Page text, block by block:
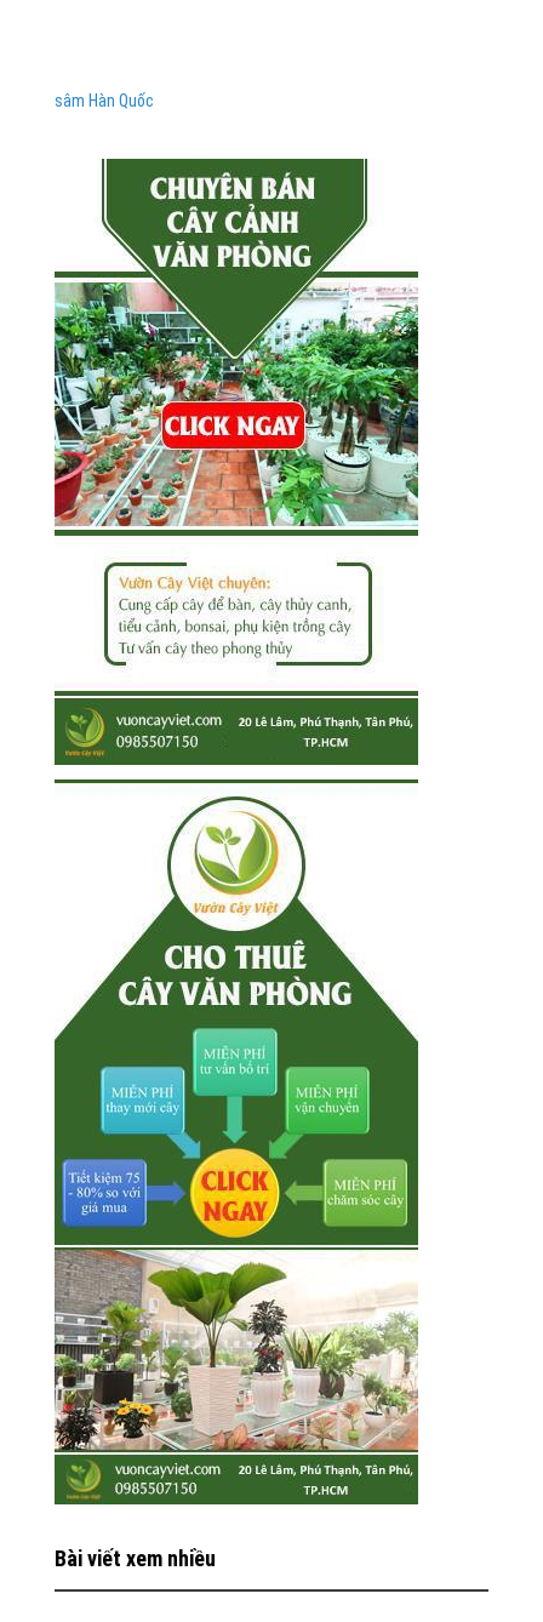
sâm Hàn Quốc
Bài viết xem nhiều